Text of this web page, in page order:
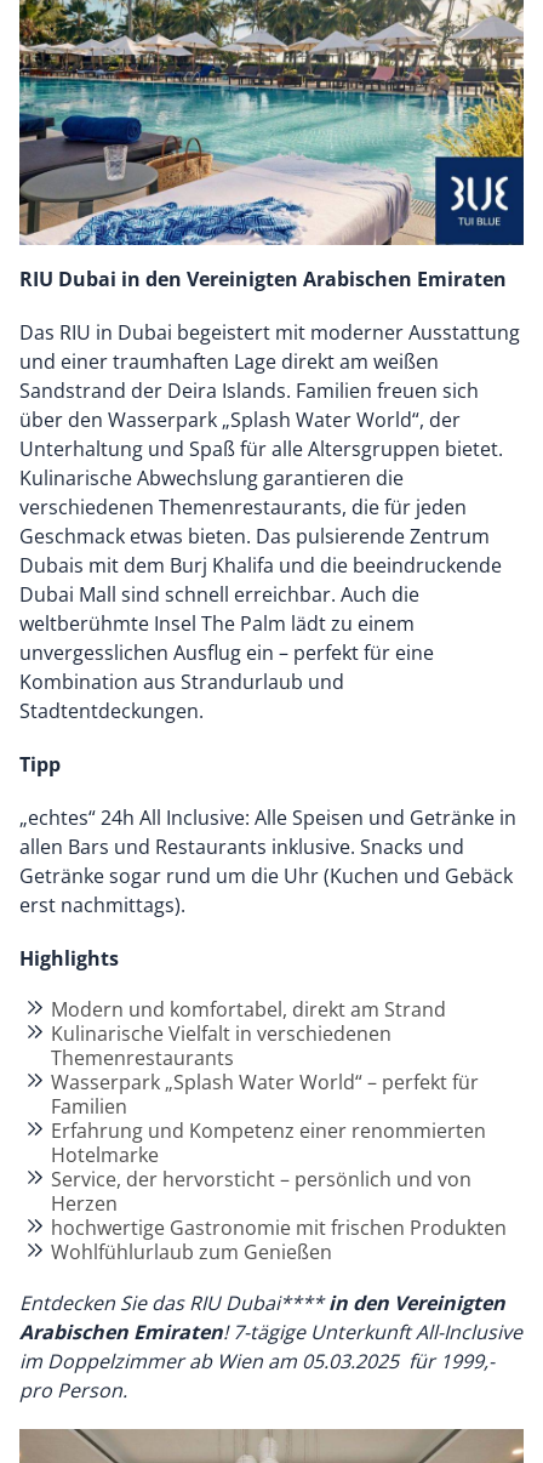
RIU Dubai in den Vereinigten Arabischen Emiraten
Das RIU in Dubai begeistert mit moderner Ausstattung
und einer traumhaften Lage direkt am weißen
Sandstrand der Deira Islands. Familien freuen sich
über den Wasserpark „Splash Water World“, der
Unterhaltung und Spaß für alle Altersgruppen bietet.
Kulinarische Abwechslung garantieren die
verschiedenen Themenrestaurants, die für jeden
Geschmack etwas bieten. Das pulsierende Zentrum
Dubais mit dem Burj Khalifa und die beeindruckende
Dubai Mall sind schnell erreichbar. Auch die
weltberühmte Insel The Palm lädt zu einem
unvergesslichen Ausflug ein – perfekt für eine
Kombination aus Strandurlaub und
Stadtentdeckungen.
Tipp
„echtes“ 24h All Inclusive: Alle Speisen und Getränke in
allen Bars und Restaurants inklusive. Snacks und
Getränke sogar rund um die Uhr (Kuchen und Gebäck
erst nachmittags).
Highlights
Modern und komfortabel, direkt am Strand
Kulinarische Vielfalt in verschiedenen
Themenrestaurants
Wasserpark „Splash Water World“ – perfekt für
Familien
Erfahrung und Kompetenz einer renommierten
Hotelmarke
Service, der hervorsticht – persönlich und von
Herzen
hochwertige Gastronomie mit frischen Produkten
Wohlfühlurlaub zum Genießen
Entdecken Sie dasRIU Dubai****in den Vereinigten
Arabischen Emiraten! 7-tägige Unterkunft All-Inclusive
im Doppelzimmer ab Wien am 05.03.2025 für 1999,-
pro Person.